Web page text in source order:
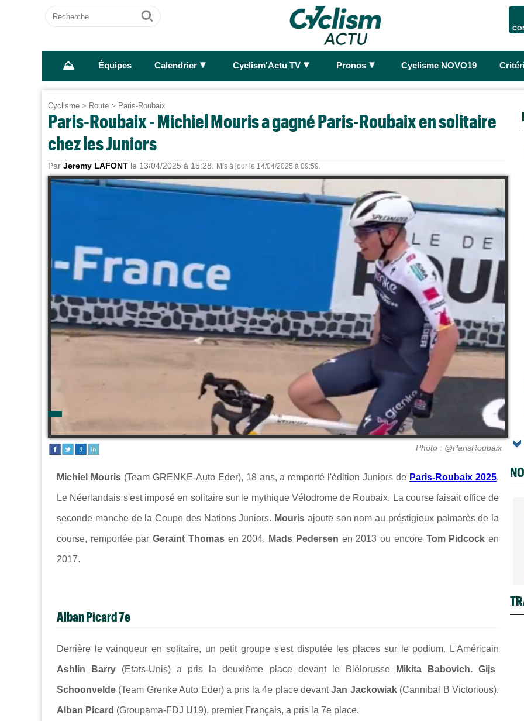
Recherche
Ok
⛰ Équipes Calendrier ► Cyclism'Actu TV ► Pronos ► Cyclisme NOVO19
Cyclisme > Route > Paris-Roubaix
Paris-Roubaix - Michiel Mouris a gagné Paris-Roubaix en solitaire
chez les Juniors
Par Jeremy LAFONT le 13/04/2025 à 15:28. Mis à jour le 14/04/2025 à 09:59.
Photo : @ParisRoubaix
Michiel Mouris (Team GRENKE-Auto Eder), 18 ans, a remporté l'édition Juniors de Paris-Roubaix 2025.
Le Néerlandais s'est imposé en solitaire sur le mythique Vélodrome de Roubaix. La course faisait office de
seconde manche de la Coupe des Nations Juniors. Mouris ajoute son nom au préstigieux palmarès de la
course, remportée parGeraint Thomas en 2004, Mads Pedersen en 2013 ou encore Tom Pidcocken
2017.
Alban Picard 7e
Derrière le vainqueur en solitaire, un petit groupe s'est disputée les places sur le podium. L'Américain
Ashlin Barry (Etats-Unis) a pris la deuxième place devant le BiélorusseMikita Babovich. Gijs
Schoonvelde (Team Grenke Auto Eder) a pris la 4e place devantJan Jackowiak (Cannibal B Victorious).
Alban Picard (Groupama-FDJ U19), premier Français, a pris la 7e place.